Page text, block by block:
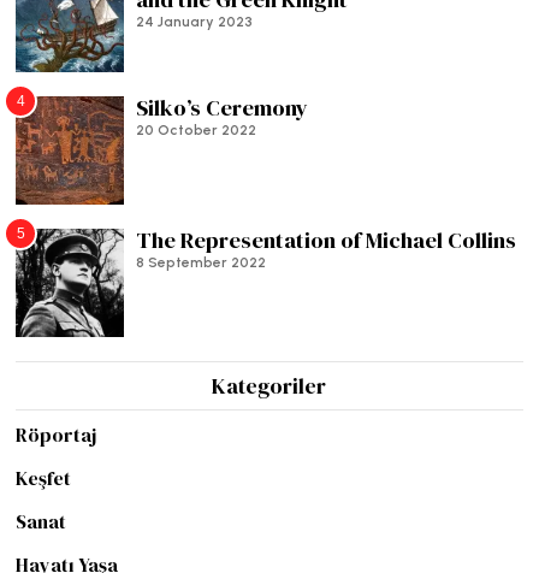
24 January 2023
4 Silko’s Ceremony
20 October 2022
5 The Representation of Michael Collins
8 September 2022
Kategoriler
Röportaj
Keşfet
Sanat
Hayatı Yaşa